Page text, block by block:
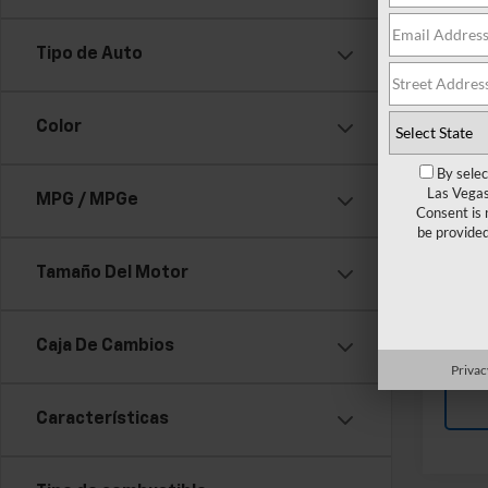
Tipo de Auto
Color
MPG / MPGe
Tamaño Del Motor
Caja De Cambios
Características
GM
GM
2.9%
By
Las
Consent is
be